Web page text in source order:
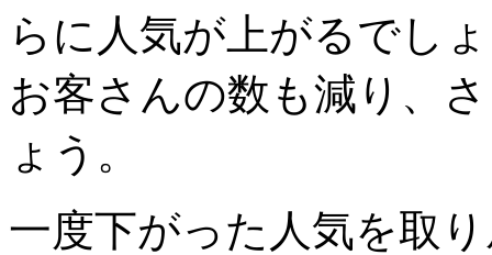
らに人気が上がるでし
お客さんの数も減り、
ょう。
一度下がった人気を取